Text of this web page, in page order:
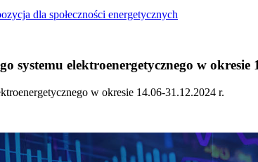
dla społeczności energetycznych
systemu elektroenergetycznego w okresie
w okresie 14.06-31.12.2024 r.